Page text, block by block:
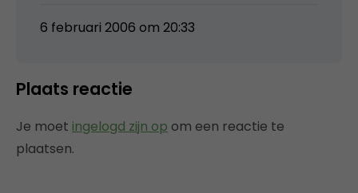
6 februari 2006 om 20:33
Plaats reactie
Je moet ingelogd zijn op om een reactie te
plaatsen.